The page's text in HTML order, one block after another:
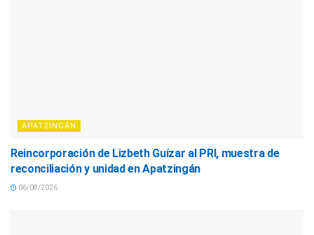
APATZINGÁN
Reincorporación de Lizbeth Guízar al PRI, muestra de
reconciliación y unidad en Apatzingán
06/08/2026